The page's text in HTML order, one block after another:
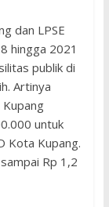
dan LPSE
hingga 2021
publik di
Artinya
untuk
Kota Kupang.
Rp 1,2